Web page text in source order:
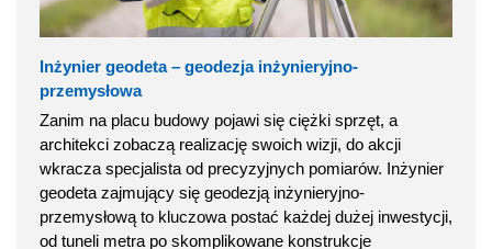
Inżynier geodeta – geodezja inżynieryjno-
przemysłowa
Zanim na placu budowy pojawi się ciężki sprzęt, a
architekci zobaczą realizację swoich wizji, do akcji
wkracza specjalista od precyzyjnych pomiarów. Inżynier
geodeta zajmujący się geodezją inżynieryjno-
przemysłową to kluczowa postać każdej dużej inwestycji,
od tuneli metra po skomplikowane konstrukcje